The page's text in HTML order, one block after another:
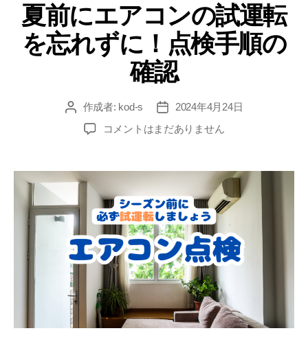
夏前にエアコンの試運転
を忘れずに！点検手順の
確認
作成者: kod-s
2024年4月24日
コメントはまだありません